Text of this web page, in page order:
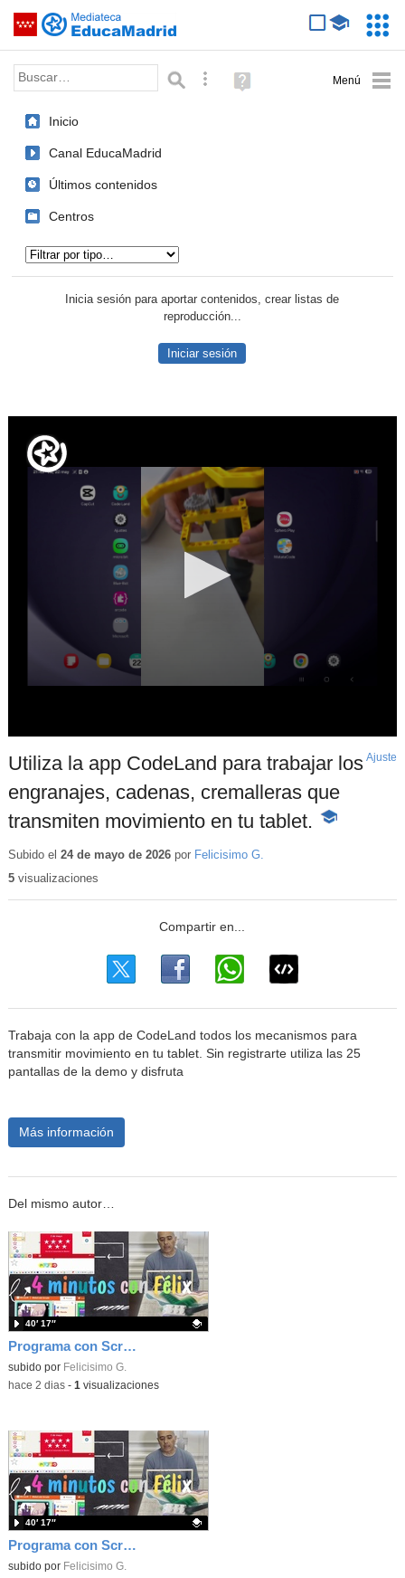
Saltar navegación
Palabra o frase: Búsqueda avanzada
Ayuda
(en
Inicio
Canal EducaMadrid
Últimos contenidos
Centros
Inicia sesión para aportar contenidos, crear listas de
reproducción...
Iniciar sesión
Utiliza la app CodeLand para trabajar los
engranajes, cadenas, cremalleras que
transmiten movimiento en tu tablet.
-
Ajuste
Subido el 24 de mayo de 2026por Felicisimo G.
5visualizaciones
Trabaja con la app de CodeLand todos los mecanismos para
transmitir movimiento en tu tablet. Sin registrarte utiliza las 25
pantallas de la demo y disfruta
Más información
Del mismo autor…
Programa con Scratch, 8 diferentes juegos para vivir la emoción de los partidos de España en el mundial 2026
Contenido educativo.
subido por Felicisimo G.
40′ 17″
-hace 2 dias- 1 visualizaciones
Programa con Scratch juegos con los partidos del mundial 2026 ganados por España
Contenido educativo.
subido por Felicisimo G.
40′ 17″